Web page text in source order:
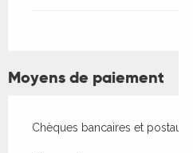
Moyens de paiement
Chèques bancaires et postaux